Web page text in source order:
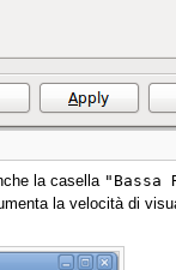
la casella "Bassa
la velocità di